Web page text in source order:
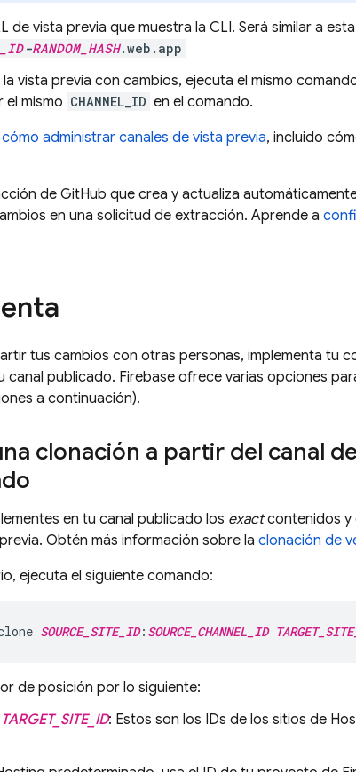
de vista previa que muestra la CLI. Será similar a
-RANDOM_HASH.web.app
la vista previa con cambios, ejecuta el mismo
mismo CHANNEL_ID en el comando.
cómo administrar canales de vista previa, incluido
de GitHub que crea y actualiza
en una solicitud de extracción. Aprende a
tus cambios con otras personas, implementa tu
canal publicado. Firebase ofrece varias opciones
a continuación).
clonación a partir del canal
en tu canal publicado los exactcontenidos y
Obtén más información sobre la clonación de
ejecuta el siguiente comando:
SOURCE_SITE_ID: SOURCE_CHANNEL_ID
de posición por lo siguiente:
TARGET_SITE_ID: Estos son los IDs de los sitios de